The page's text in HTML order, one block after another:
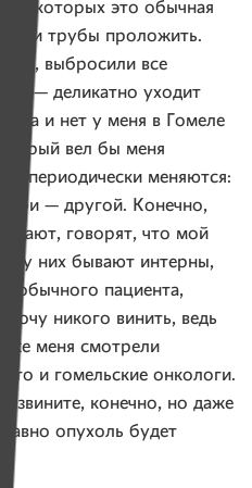
для которых это обычная
или трубы проложить.
выбросили все
— деликатно уходит
Да и нет у меня в Гомеле
вел бы меня
периодически меняются:
три — другой. Конечно,
знают, говорят, что мой
у них бывают интерны,
пациента,
хочу никого винить, ведь
меня смотрели
что и гомельские онкологи.
извините, конечно, но даже
равно опухоль будет